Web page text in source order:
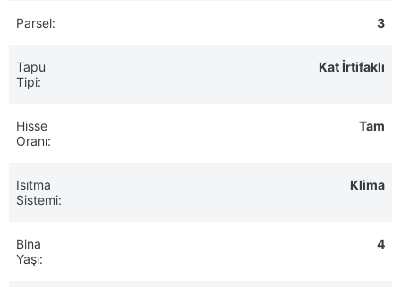
Parsel: 3
Tapu
Tipi:
Kat İrtifaklı
Hisse
Oranı:
Tam
Isıtma
Sistemi:
Klima
Bina
Yaşı:
4